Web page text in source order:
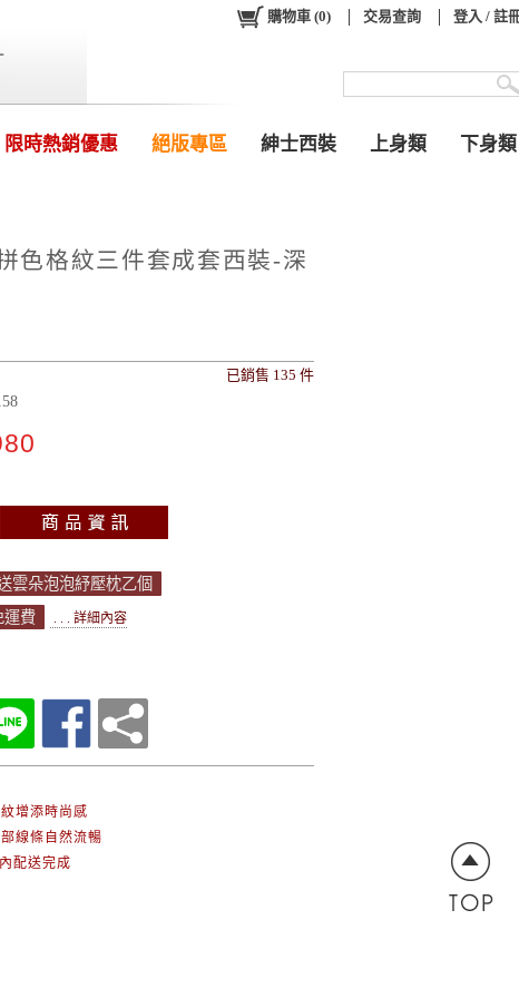
限時熱銷優惠 絕版專區 紳士西裝 上身類 下身類
購物車 (0) 交易查詢 登入 / 註
色格紋三件套成套西裝-深
已銷售 135 件
雲朵泡泡紓壓枕乙個
運費
. . . 詳細內容
增添時尚感
線條自然流暢
配送完成